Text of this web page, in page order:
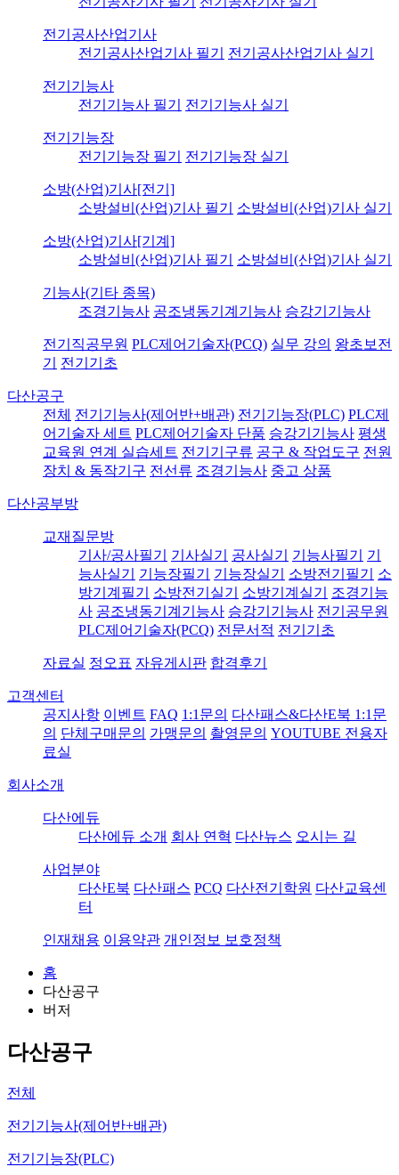
전기공사산업기사
전기공사산업기사 필기
전기공사산업기사 실기
전기기능사
전기기능사 필기
전기기능사 실기
전기기능장
전기기능장 필기
전기기능장 실기
소방(산업)기사[전기]
소방설비(산업)기사 필기
소방설비(산업)기사 실기
소방(산업)기사[기계]
소방설비(산업)기사 필기
소방설비(산업)기사 실기
기능사(기타 종목)
조경기능사 공조냉동기계기능사 승강기기능사
전기직공무원 PLC제어기술자(PCQ) 실무 강의 왕초보전
기
전기기초
다산공구
전체 전기기능사(제어반+배관) 전기기능장(PLC) PLC제
어기술자 세트 PLC제어기술자 단품 승강기기능사 평생
교육원 연계 실습세트 전기기구류 공구 & 작업도구 전원
장치 & 동작기구 전선류 조경기능사 중고 상품
다산공부방
교재질문방
기사/공사필기
기사실기 공사실기 기능사필기
기
능사실기
기능장필기 기능장실기 소방전기필기
소
방기계필기
소방전기실기 소방기계실기
조경기능
사 공조냉동기계기능사 승강기기능사 전기공무원
PLC제어기술자(PCQ) 전문서적 전기기초
자료실 정오표 자유게시판 합격후기
고객센터
공지사항 이벤트 FAQ 1:1문의 다산패스&다산E북 1:1문
의 단체구매문의 가맹문의 촬영문의 YOUTUBE 전용자
료실
회사소개
다산에듀
다산에듀 소개 회사 연혁 다산뉴스 오시는 길
사업분야
다산E북 다산패스 PCQ 다산전기학원 다산교육센
터
인재채용 이용약관 개인정보 보호정책
홈
다산공구
버저
다산공구
전체
전기기능사(제어반+배관)
전기기능장(PLC)